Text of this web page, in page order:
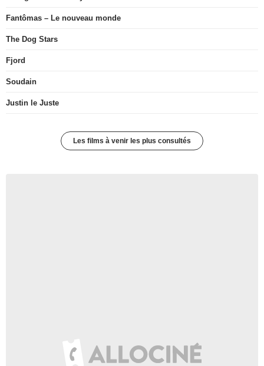
Fantômas – Le nouveau monde
The Dog Stars
Fjord
Soudain
Justin le Juste
Les films à venir les plus consultés